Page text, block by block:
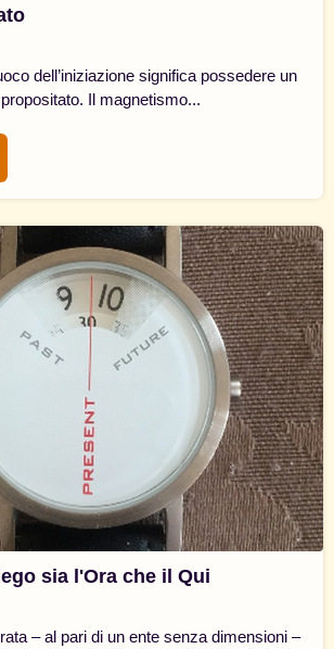
dell’iniziazione significa possedere un
Il magnetismo...
sia l'Ora che il Qui
– al pari di un ente senza dimensioni –